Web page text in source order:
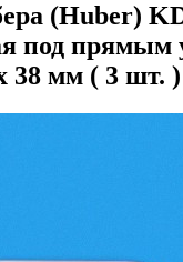
(Huber)
под прямым
38 мм ( 3 шт. )